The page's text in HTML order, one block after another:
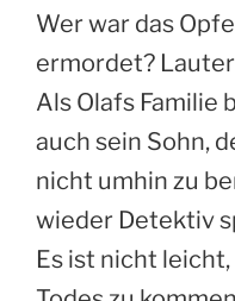
Wer war das
ermordet?
Als Olafs Familie
auch sein Sohn,
nicht umhin zu
wieder Detektiv
Es ist nicht